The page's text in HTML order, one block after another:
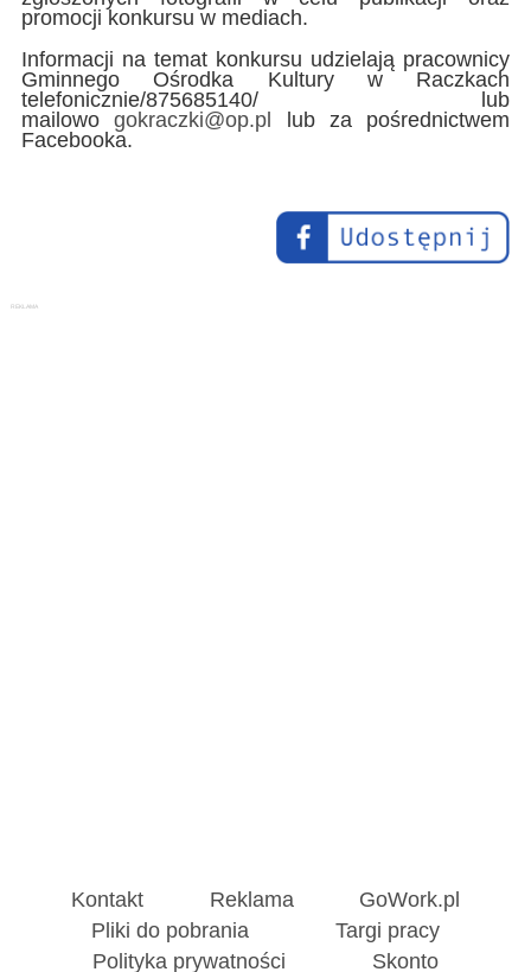
promocji konkursu w mediach.
Informacji na temat konkursu udzielają pracownicy
Gminnego Ośrodka Kultury w Raczkach
telefonicznie/875685140/ lub
mailowogokraczki@op.pl
lub za pośrednictwem
Facebooka.
Kontakt Reklama
GoWork.pl
Pliki do pobrania
Targi pracy
Polityka prywatności
Skonto